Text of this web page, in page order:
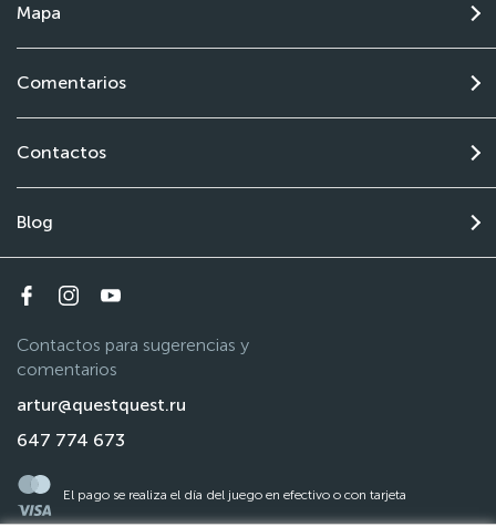
Mapa
Comentarios
Contactos
Blog
Contactos para sugerencias y
comentarios
artur@questquest.ru
647 774 673
El pago se realiza el día del juego en efectivo o con tarjeta